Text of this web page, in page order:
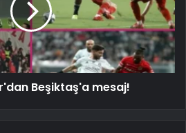
Beşiktaş'a mesaj!